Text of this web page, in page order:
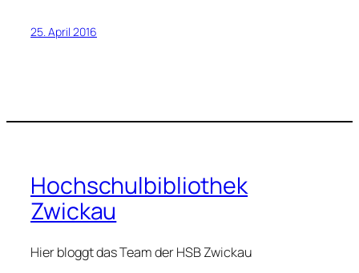
25. April 2016
Hochschulbibliothek
Zwickau
Hier bloggt das Team der HSB Zwickau